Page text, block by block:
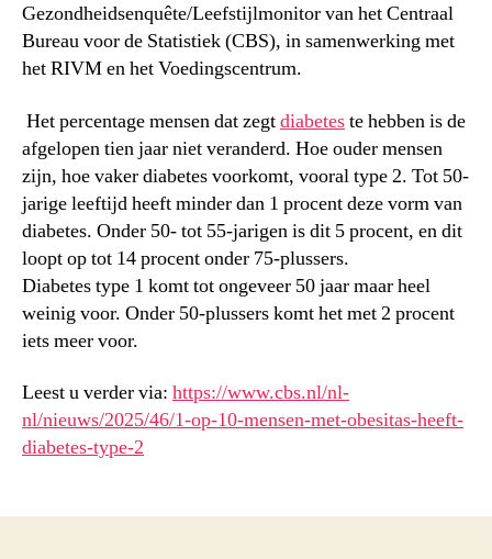
Gezondheidsenquête/Leefstijlmonitor van het Centraal
Bureau voor de Statistiek (CBS), in samenwerking met
het RIVM en het Voedingscentrum.
Het percentage mensen dat zegtdiabeteste hebben is de
afgelopen tien jaar niet veranderd. Hoe ouder mensen
zijn, hoe vaker diabetes voorkomt, vooral type 2. Tot 50-
jarige leeftijd heeft minder dan 1 procent deze vorm van
diabetes. Onder 50- tot 55-jarigen is dit 5 procent, en dit
loopt op tot 14 procent onder 75-plussers.
Diabetes type 1 komt tot ongeveer 50 jaar maar heel
weinig voor. Onder 50-plussers komt het met 2 procent
iets meer voor.
Leest u verder via: https://www.cbs.nl/nl-
nl/nieuws/2025/46/1-op-10-mensen-met-obesitas-heeft-
diabetes-type-2